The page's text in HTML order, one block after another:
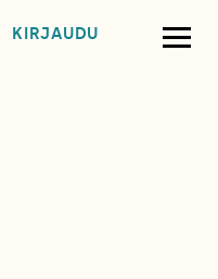
KIRJAUDU